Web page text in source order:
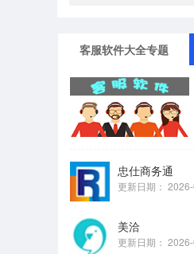
客服软件大全专题
忠仕商务通
更新日期：
美洽
更新日期：